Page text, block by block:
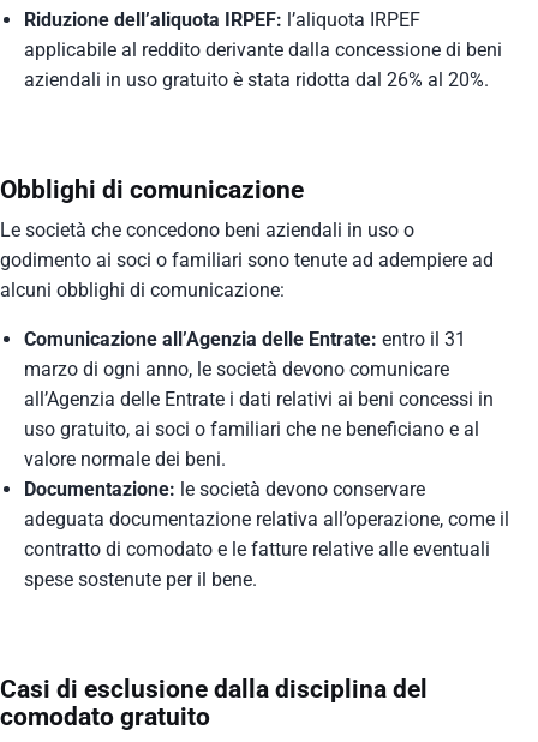
Riduzione dell’aliquota IRPEF: l’aliquota IRPEF
applicabile al reddito derivante dalla concessione di beni
aziendali in uso gratuito è stata ridotta dal 26% al 20%.
Obblighi di comunicazione
Le società che concedono beni aziendali in uso o
godimento ai soci o familiari sono tenute ad adempiere ad
alcuni obblighi di comunicazione:
Comunicazione all’Agenzia delle Entrate: entro il 31
marzo di ogni anno, le società devono comunicare
all’Agenzia delle Entrate i dati relativi ai beni concessi in
uso gratuito, ai soci o familiari che ne beneficiano e al
valore normale dei beni.
Documentazione: le società devono conservare
adeguata documentazione relativa all’operazione, come il
contratto di comodato e le fatture relative alle eventuali
spese sostenute per il bene.
Casi di esclusione dalla disciplina del
comodato gratuito